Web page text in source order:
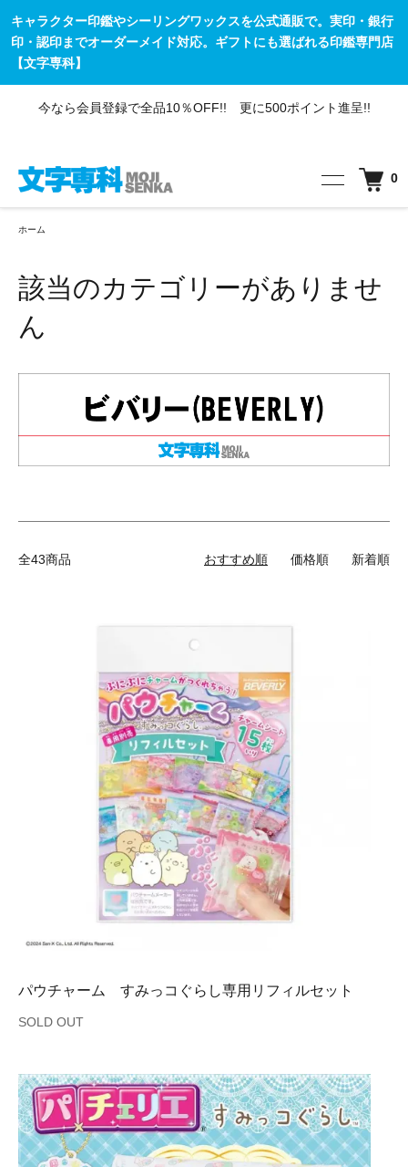
キャラクター印鑑やシーリングワックスを公式通販で。実印・銀行
印・認印までオーダーメイド対応。ギフトにも選ばれる印鑑専門店
【文字専科】
登録で全品10％OFF!! 更に500ポイント進呈!! 【8月5日
0
ホーム
該当のカテゴリーがありませ
ん
全43商品 おすすめ順 価格順 新着順
パウチャーム すみっコぐらし専用リフィルセット
SOLD OUT